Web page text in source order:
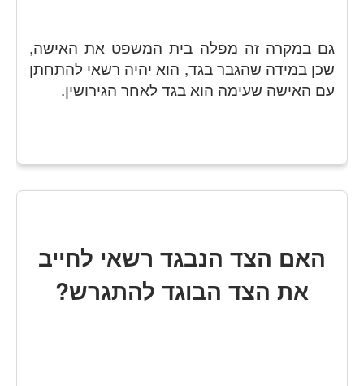
גם במקרה זה מפלה בית המשפט את האישה,
שכן במידה שהגבר בגד, הוא יהיה רשאי להתחתן
עם האישה שעימה הוא בגד לאחר הגירושין.
האם הצד הנבגד רשאי לחייב
את הצד הבוגד להתגרש?